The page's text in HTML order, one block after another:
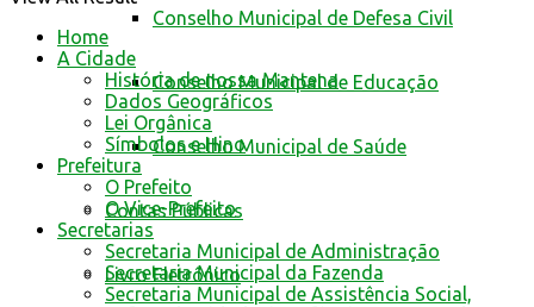
Conselho Municipal de Defesa Civil
Conselho Municipal de Educação
Conselho Municipal de Saúde
Contas Públicas
Livro Eletrônico
Home
A Cidade
História de nossa Mantena
Dados Geográficos
Lei Orgânica
Símbolos e Hino
Prefeitura
O Prefeito
O Vice-Prefeito
Secretarias
Secretaria Municipal de Administração
Secretaria Municipal da Fazenda
Secretaria Municipal de Assistência Social,